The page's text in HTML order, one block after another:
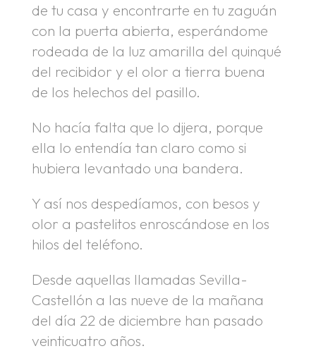
de tu casa y encontrarte en tu zaguán
con la puerta abierta, esperándome
rodeada de la luz amarilla del quinqué
del recibidor y el olor a tierra buena
de los helechos del pasillo.
No hacía falta que lo dijera, porque
ella lo entendía tan claro como si
hubiera levantado una bandera.
Y así nos despedíamos, con besos y
olor a pastelitos enroscándose en los
hilos del teléfono.
Desde aquellas llamadas Sevilla-
Castellón a las nueve de la mañana
del día 22 de diciembre han pasado
veinticuatro años.